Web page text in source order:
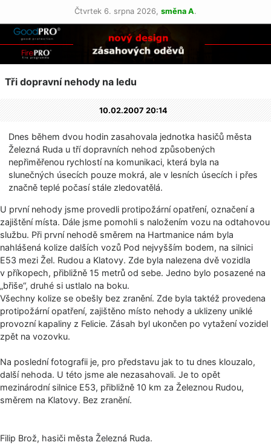
Čtvrtek 6. srpna 2026, směna A.
Tři dopravní nehody na ledu
10.02.2007 20:14
Dnes během dvou hodin zasahovala jednotka hasičů města
Železná Ruda u tří dopravních nehod způsobených
nepřiměřenou rychlostí na komunikaci, která byla na
slunečných úsecích pouze mokrá, ale v lesních úsecích i přes
značně teplé počasí stále zledovatělá.
U první nehody jsme provedli protipožární opatření, označení a
zajištění místa. Dále jsme pomohli s naložením vozu na odtahovou
službu. Při první nehodě směrem na Hartmanice nám byla
nahlášená kolize dalších vozů Pod nejvyšším bodem, na silnici
E53 mezi Žel. Rudou a Klatovy. Zde byla nalezena dvě vozidla
v příkopech, přibližně 15 metrů od sebe. Jedno bylo posazené na
„břiše“, druhé si ustlalo na boku.
Všechny kolize se obešly bez zranění. Zde byla taktéž provedena
protipožární opatření, zajištěno místo nehody a uklizeny uniklé
provozní kapaliny z Felicie. Zásah byl ukončen po vytažení vozidel
zpět na vozovku.
Na poslední fotografii je, pro představu jak to tu dnes klouzalo,
další nehoda. U této jsme ale nezasahovali. Je to opět
mezinárodní silnice E53, přibližně 10 km za Železnou Rudou,
směrem na Klatovy. Bez zranění.
Filip Brož, hasiči města Železná Ruda.